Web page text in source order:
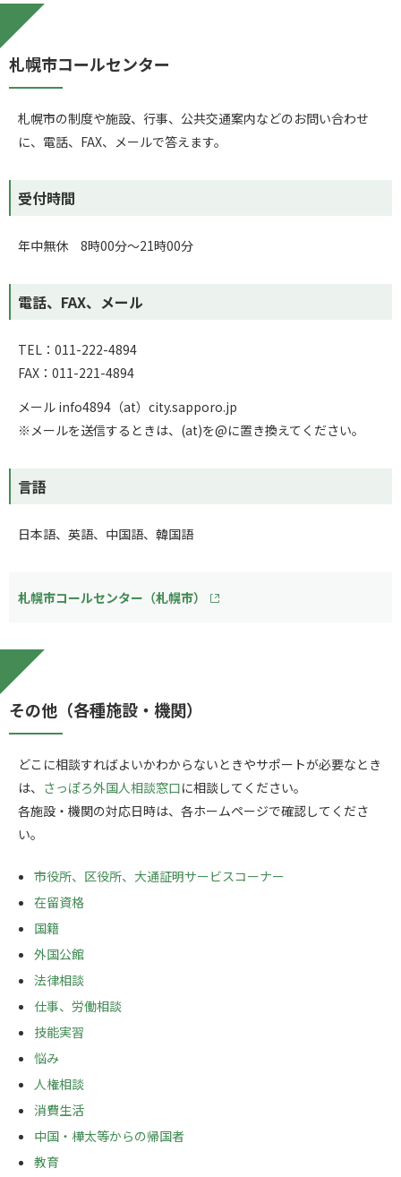
札幌市コールセンター
札幌市の制度や施設、行事、公共交通案内などのお問い合わせ
に、電話、FAX、メールで答えます。
受付時間
年中無休 8時00分～21時00分
電話、FAX、メール
TEL：011-222-4894
FAX：011-221-4894
メール info4894（at）city.sapporo.jp
※メールを送信するときは、(at)を@に置き換えてください。
言語
日本語、英語、中国語、韓国語
札幌市コールセンター（札幌市）
その他（各種施設・機関）
どこに相談すればよいかわからないときやサポートが必要なとき
は、 さっぽろ外国人相談窓口に相談してください。
各施設・機関の対応日時は、各ホームページで確認してくださ
い。
市役所、区役所、大通証明サービスコーナー
在留資格
国籍
外国公館
法律相談
仕事、労働相談
技能実習
悩み
人権相談
消費生活
中国・樺太等からの帰国者
教育